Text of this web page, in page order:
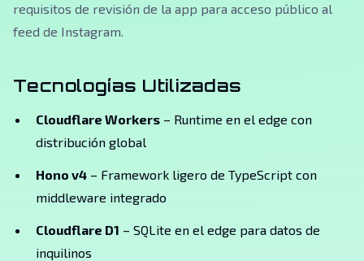
requisitos de revisión de la app para acceso público al
feed de Instagram.
Tecnologías Utilizadas
Cloudflare Workers – Runtime en el edge con
distribución global
Hono v4 – Framework ligero de TypeScript con
middleware integrado
Cloudflare D1 – SQLite en el edge para datos de
inquilinos